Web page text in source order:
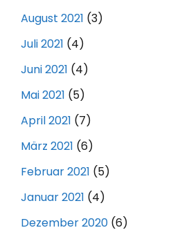
August 2021 (3)
Juli 2021 (4)
Juni 2021 (4)
Mai 2021 (5)
April 2021 (7)
März 2021 (6)
Februar 2021 (5)
Januar 2021 (4)
Dezember 2020 (6)